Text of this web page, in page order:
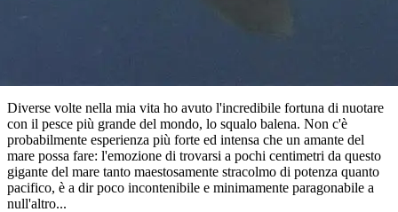
Diverse volte nella mia vita ho avuto l'incredibile fortuna di nuotare
con il pesce più grande del mondo, lo squalo balena. Non c'è
probabilmente esperienza più forte ed intensa che un amante del
mare possa fare: l'emozione di trovarsi a pochi centimetri da questo
gigante del mare tanto maestosamente stracolmo di potenza quanto
pacifico, è a dir poco incontenibile e minimamente paragonabile a
null'altro...